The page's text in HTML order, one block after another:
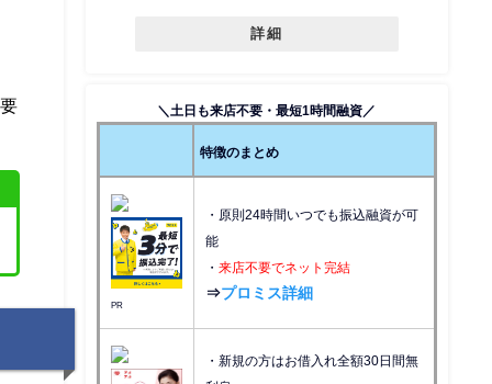
詳細
＼土日も来店不要・最短1時間融資／
特徴のまとめ
PR
・原則24時間いつでも振込融資が可
能
・ 来店不要でネット完結
⇒プロミス詳細
・新規の方はお借入れ全額30日間無